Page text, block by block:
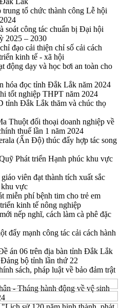
tổ chức thành công Lễ hội
soát công tác chuẩn bị Đại hội
2025 – 2030
đạo cải thiện chỉ số cải cách
kinh tế - xã hội
động dạy và học bơi an toàn cho
hóa đọc tỉnh Đắk Lắk năm 2024
tốt nghiệp THPT năm 2024
tỉnh Đắk Lắk thăm và chúc thọ
Thuột đối thoại doanh nghiệp về
thuế lần 1 năm 2024
(Ấn Độ) thúc đẩy hợp tác song
Phát triển Hạnh phúc khu vực
viên đạt thành tích xuất sắc
vực
miễn phí bệnh tim cho trẻ em
kinh tế nông nghiệp
nếp nghĩ, cách làm cà phê đặc
đẩy mạnh công tác cải cách hành
án 06 trên địa bàn tỉnh Đắk Lắk
bộ tỉnh lần thứ 22
sách, pháp luật về bảo đảm trật
- Tháng hành động về vệ sinh